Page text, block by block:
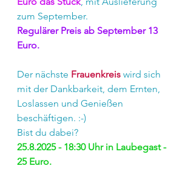
zum September.
Regulärer Preis ab September 13
Euro.
Der nächste Frauenkreis wird sich
mit der Dankbarkeit, dem Ernten,
Loslassen und Genießen
beschäftigen. :-)
Bist du dabei?
25.8.2025 - 18:30 Uhr in Laubegast -
25 Euro.